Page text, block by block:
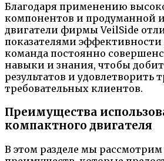
Благодаря применению
компонентов и продуманной
двигатели фирмы VeilSide
показателями
команда постоянно
навыки и знания, чтобы
результатов и удовлетворить
требовательных клиентов.
Преимущества
компактного двигателя
В этом разделе мы рассмотрим